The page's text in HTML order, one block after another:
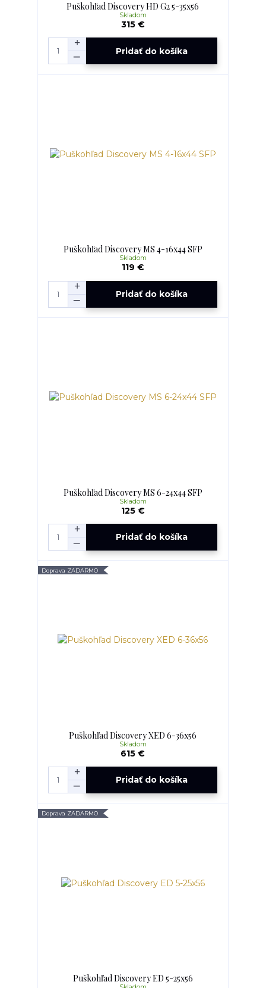
Puškohľad Discovery HD G2 5-35x56
315 €
Skladom
Pridať do košíka
Puškohľad Discovery MS 4-16x44 SFP
119 €
Skladom
Pridať do košíka
Puškohľad Discovery MS 6-24x44 SFP
125 €
Skladom
Pridať do košíka
Doprava ZADARMO
Puškohľad Discovery XED 6-36x56
615 €
Skladom
Pridať do košíka
Doprava ZADARMO
Puškohľad Discovery ED 5-25x56